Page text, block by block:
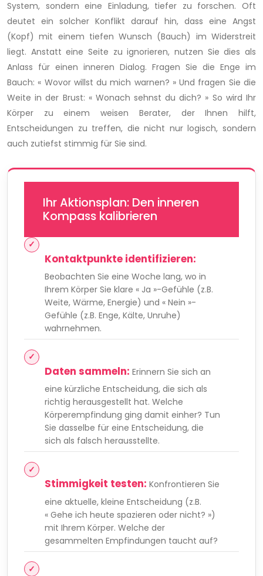
System, sondern eine Einladung, tiefer zu forschen. Oft
deutet ein solcher Konflikt darauf hin, dass eine Angst
(Kopf) mit einem tiefen Wunsch (Bauch) im Widerstreit
liegt. Anstatt eine Seite zu ignorieren, nutzen Sie dies als
Anlass für einen inneren Dialog. Fragen Sie die Enge im
Bauch: « Wovor willst du mich warnen? » Und fragen Sie die
Weite in der Brust: « Wonach sehnst du dich? » So wird Ihr
Körper zu einem weisen Berater, der Ihnen hilft,
Entscheidungen zu treffen, die nicht nur logisch, sondern
auch zutiefst stimmig für Sie sind.
Ihr Aktionsplan: Den inneren
Kompass kalibrieren
Kontaktpunkte identifizieren:
Beobachten Sie eine Woche lang, wo in
Ihrem Körper Sie klare « Ja »-Gefühle (z.B.
Weite, Wärme, Energie) und « Nein »-
Gefühle (z.B. Enge, Kälte, Unruhe)
wahrnehmen.
Daten sammeln: Erinnern Sie sich an
eine kürzliche Entscheidung, die sich als
richtig herausgestellt hat. Welche
Körperempfindung ging damit einher? Tun
Sie dasselbe für eine Entscheidung, die
sich als falsch herausstellte.
Stimmigkeit testen: Konfrontieren Sie
eine aktuelle, kleine Entscheidung (z.B.
« Gehe ich heute spazieren oder nicht? »)
mit Ihrem Körper. Welche der
gesammelten Empfindungen taucht auf?